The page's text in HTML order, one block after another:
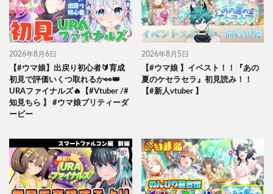
2026年8月6日
【#ウマ娘】出戻り初心者🔰育成
初見で評価いくつ取れるか👀👑
URAファイナルズ🔥【#Vtuber /#
知見ちら 】 #ウマ娘プリティーダ
ービー
2026年8月5日
【#ウマ娘 】イベスト！！『あの
夏のケセラセラ』初見読み！！
【#新人vtuber 】